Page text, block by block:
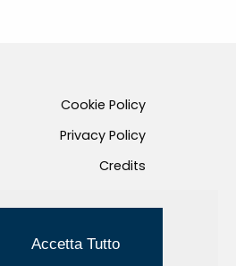
Cookie Policy
Privacy Policy
Credits
Accetta Tutto